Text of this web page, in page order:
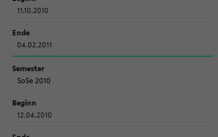
11.10.2010
04.02.2011
SoSe 2010
12.04.2010